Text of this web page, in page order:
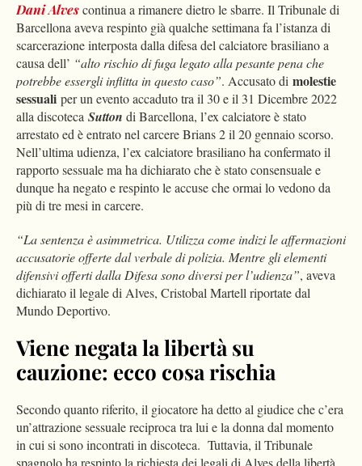
Dani Alvescontinua a rimanere dietro le sbarre. Il Tribunale di
Barcellona aveva respinto già qualche settimana fa l’istanza di
scarcerazione interposta dalla difesa del calciatore brasiliano a
causa dell’ “alto rischio di fuga legato alla pesante pena che
potrebbe essergli inflitta in questo caso”. Accusato di molestie
sessuali per un evento accaduto tra il 30 e il 31 Dicembre 2022
alla discoteca Sutton di Barcellona, l’ex calciatore è stato
arrestato ed è entrato nel carcere Brians 2 il 20 gennaio scorso.
Nell’ultima udienza, l’ex calciatore brasiliano ha confermato il
rapporto sessuale ma ha dichiarato che è stato consensuale e
dunque ha negato e respinto le accuse che ormai lo vedono da
più di tre mesi in carcere.
“La sentenza è asimmetrica. Utilizza come indizi le affermazioni
accusatorie offerte dal verbale di polizia. Mentre gli elementi
difensivi offerti dalla Difesa sono diversi per l’udienza”, aveva
dichiarato il legale di Alves, Cristobal Martell riportate dal
Mundo Deportivo.
Viene negata la libertà su
cauzione: ecco cosa rischia
Secondo quanto riferito, il giocatore ha detto al giudice che c’era
un’attrazione sessuale reciproca tra lui e la donna dal momento
in cui si sono incontrati in discoteca. Tuttavia, il Tribunale